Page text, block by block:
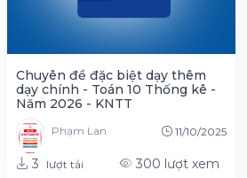
Chuyên đề đặc biệt dạy thêm
dạy chính - Toán 10 Thống kê -
Năm 2026 - KNTT
Phạm Lan 11/10/2025
3 lượt tải 300 lượt xem